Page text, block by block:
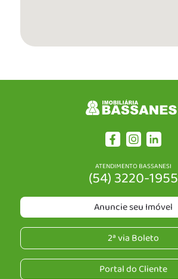
ATENDIMENTO BASSANESI
(54) 3220-1955
Anuncie seu Imóvel
2ª via Boleto
Portal do Cliente